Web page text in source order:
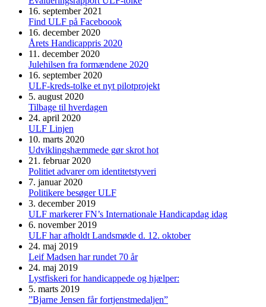
16. september 2021
Find ULF på Faceboook
16. december 2020
Årets Handicappris 2020
11. december 2020
Julehilsen fra formændene 2020
16. september 2020
ULF-kreds-tolke et nyt pilotprojekt
5. august 2020
Tilbage til hverdagen
24. april 2020
ULF Linjen
10. marts 2020
Udviklingshæmmede gør skrot hot
21. februar 2020
Politiet advarer om identitetstyveri
7. januar 2020
Politikere besøger ULF
3. december 2019
ULF markerer FN’s Internationale Handicapdag idag
6. november 2019
ULF har afholdt Landsmøde d. 12. oktober
24. maj 2019
Leif Madsen har rundet 70 år
24. maj 2019
Lystfiskeri for handicappede og hjælper:
5. marts 2019
”Bjarne Jensen får fortjenstmedaljen”